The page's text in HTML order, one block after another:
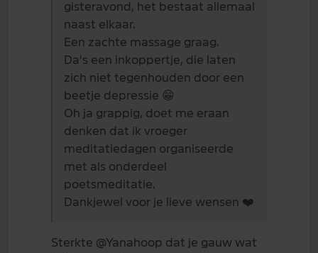
gisteravond, het bestaat allemaal
naast elkaar.
Een zachte massage graag.
Da's een inkoppertje, die laten
zich niet tegenhouden door een
beetje depressie 😁
Oh ja grappig, doet me eraan
denken dat ik vroeger
meditatiedagen organiseerde
met als onderdeel
poetsmeditatie.
Dankjewel voor je lieve wensen ❤️
Sterkte @Yana hoop dat je gauw wat